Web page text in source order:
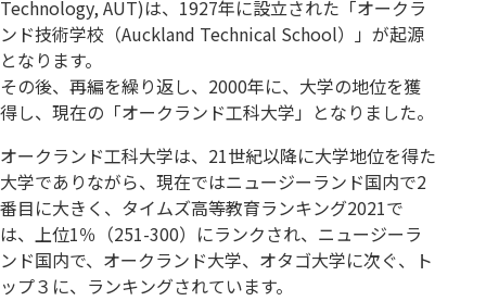
Technology, AUT)は、1927年に設立された「オークラ
ンド技術学校（Auckland Technical School）」が起源
となります。
その後、再編を繰り返し、2000年に、大学の地位を獲
得し、現在の「オークランド工科大学」となりました。
オークランド工科大学は、21世紀以降に大学地位を得た
大学でありながら、現在ではニュージーランド国内で2
番目に大きく、タイムズ高等教育ランキング2021で
は、上位1％（251-300）にランクされ、ニュージーラ
ンド国内で、オークランド大学、オタゴ大学に次ぐ、ト
ップ３に、ランキングされています。